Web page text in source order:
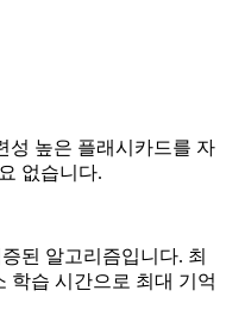
성 높은 플래시카드를 자
없습니다.
된 알고리즘입니다. 최
학습 시간으로 최대 기억